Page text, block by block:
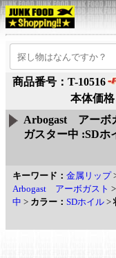
商品番号：T-10516
本体価
Arbogast アーボ
ガスター中 :SDホ
キーワード： 金属リップ
Arbogast アーボガスト >
中 > カラー： SDホイル >